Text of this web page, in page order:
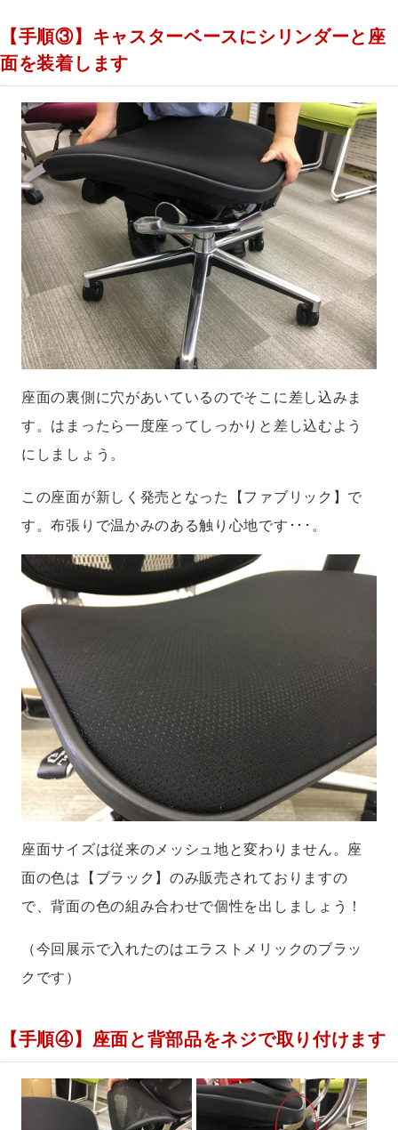
【手順③】キャスターベースにシリンダーと座
面を装着します
座面の裏側に穴があいているのでそこに差し込みま
す。はまったら一度座ってしっかりと差し込むよう
にしましょう。
この座面が新しく発売となった【ファブリック】で
す。布張りで温かみのある触り心地です･･･。
座面サイズは従来のメッシュ地と変わりません。座
面の色は【ブラック】のみ販売されておりますの
で、背面の色の組み合わせで個性を出しましょう！
（今回展示で入れたのはエラストメリックのブラッ
クです）
【手順④】座面と背部品をネジで取り付けます